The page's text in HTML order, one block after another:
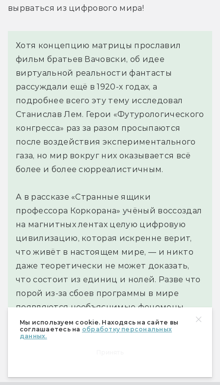
Мы используем cookie. Находясь на сайте вы
соглашаетесь на обработку персональных
данных.
вырваться из цифрового мира!
Хотя концепцию матрицы прославил
фильм братьев Вачовски, об идее
виртуальной реальности фантасты
рассуждали ещё в 1920-х годах, а
подробнее всего эту тему исследовал
Станислав Лем. Герои «Футурологического
конгресса» раз за разом просыпаются
после воздействия экспериментального
газа, но мир вокруг них оказывается всё
более и более сюрреалистичным.
А в рассказе «Странные ящики
профессора Коркорана» учёный воссоздал
на магнитных лентах целую цифровую
цивилизацию, которая искренне верит,
что живёт в настоящем мире, — и никто
даже теоретически не может доказать,
что состоит из единиц и нолей. Разве что
порой из-за сбоев программы в мире
появляются необъяснимые феномены —
дежа вю, полтергейсты, йети… Стоп, а про
какой мир мы говорили?